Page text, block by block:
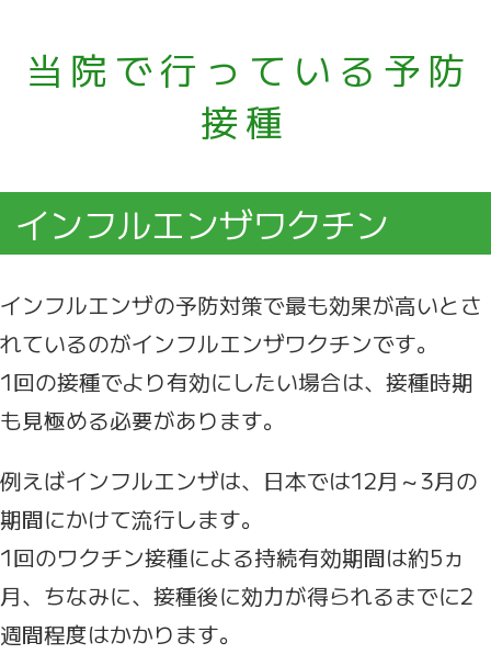
当院で行っている予防
接種
インフルエンザワクチン
インフルエンザの予防対策で最も効果が高いとさ
れているのがインフルエンザワクチンです。
1回の接種でより有効にしたい場合は、接種時期
も見極める必要があります。
例えばインフルエンザは、日本では12月～3月の
期間にかけて流行します。
1回のワクチン接種による持続有効期間は約5ヵ
月、ちなみに、接種後に効力が得られるまでに2
週間程度はかかります。